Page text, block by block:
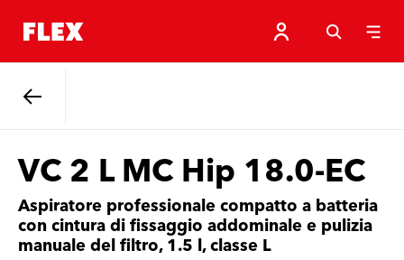
VC 2 L MC Hip 18.0-EC
Aspiratore professionale compatto a batteria
con cintura di fissaggio addominale e pulizia
manuale del filtro, 1.5 l, classe L